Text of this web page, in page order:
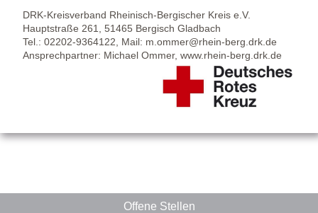
DRK-Kreisverband Rheinisch-Bergischer Kreis e.V.
Hauptstraße 261, 51465 Bergisch Gladbach
Tel.: 02202-9364122, Mail: m.ommer@rhein-berg.drk.de
Ansprechpartner: Michael Ommer, www.rhein-berg.drk.de
Offene Stellen